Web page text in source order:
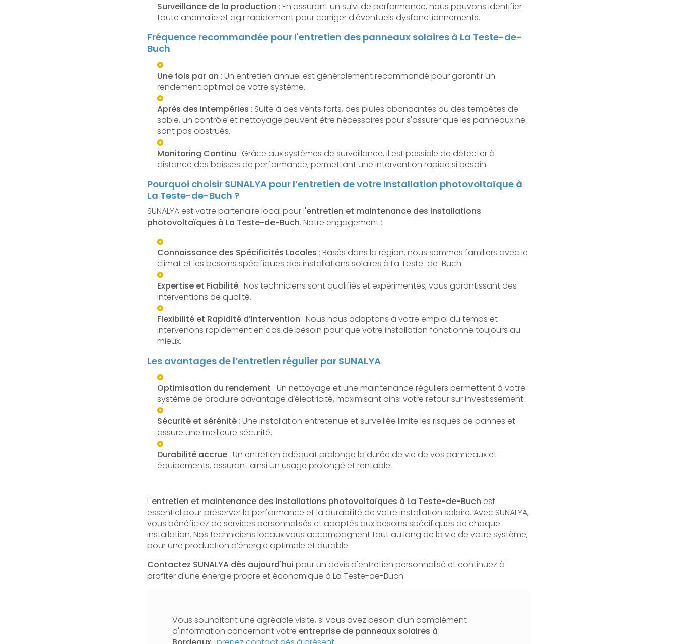
Surveillance de la production : En assurant un suivi de performance, nous pouvons identifier
toute anomalie et agir rapidement pour corriger d'éventuels dysfonctionnements.
Fréquence recommandée pour l'entretien des panneaux solaires à La Teste-de-
Buch
Une fois par an : Un entretien annuel est généralement recommandé pour garantir un
rendement optimal de votre système.
Après des Intempéries : Suite à des vents forts, des pluies abondantes ou des tempêtes de
sable, un contrôle et nettoyage peuvent être nécessaires pour s'assurer que les panneaux ne
sont pas obstrués.
Monitoring Continu : Grâce aux systèmes de surveillance, il est possible de détecter à
distance des baisses de performance, permettant une intervention rapide si besoin.
Pourquoi choisir SUNALYA pour l’entretien de votre Installation photovoltaïque à
La Teste-de-Buch ?
SUNALYA est votre partenaire local pour l'entretien et maintenance des installations
photovoltaïques à La Teste-de-Buch. Notre engagement :
Connaissance des Spécificités Locales : Basés dans la région, nous sommes familiers avec le
climat et les besoins spécifiques des installations solaires à La Teste-de-Buch.
Expertise et Fiabilité : Nos techniciens sont qualifiés et expérimentés, vous garantissant des
interventions de qualité.
Flexibilité et Rapidité d’Intervention : Nous nous adaptons à votre emploi du temps et
intervenons rapidement en cas de besoin pour que votre installation fonctionne toujours au
mieux.
Les avantages de l’entretien régulier par SUNALYA
Optimisation du rendement : Un nettoyage et une maintenance réguliers permettent à votre
système de produire davantage d’électricité, maximisant ainsi votre retour sur investissement.
Sécurité et sérénité : Une installation entretenue et surveillée limite les risques de pannes et
assure une meilleure sécurité.
Durabilité accrue : Un entretien adéquat prolonge la durée de vie de vos panneaux et
équipements, assurant ainsi un usage prolongé et rentable.
L'entretien et maintenance des installations photovoltaïques à La Teste-de-Buch est
essentiel pour préserver la performance et la durabilité de votre installation solaire. Avec SUNALYA,
vous bénéficiez de services personnalisés et adaptés aux besoins spécifiques de chaque
installation. Nos techniciens locaux vous accompagnent tout au long de la vie de votre système,
pour une production d’énergie optimale et durable.
Contactez SUNALYA dès aujourd'hui pour un devis d'entretien personnalisé et continuez à
profiter d'une énergie propre et économique à La Teste-de-Buch
Vous souhaitant une agréable visite, si vous avez besoin d'un complément
d'information concernant votre entreprise de panneaux solaires à